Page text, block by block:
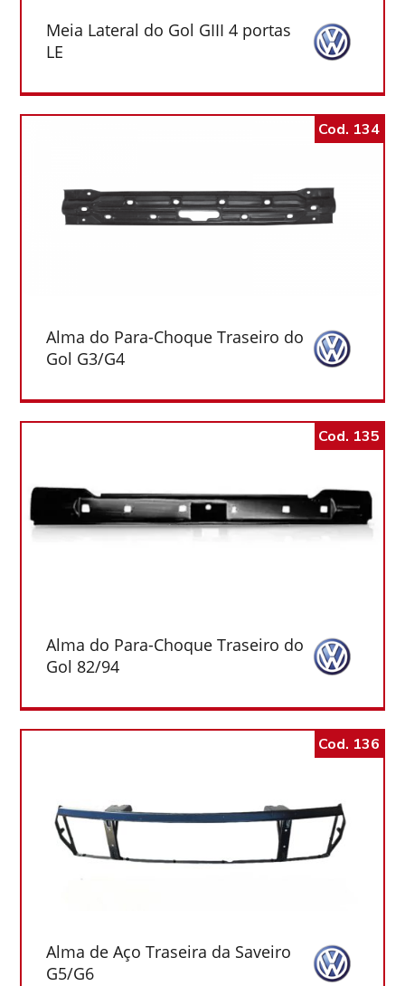
Meia Lateral do Gol GIII 4 portas
LE
Cod. 134
Alma do Para-Choque Traseiro do
Gol G3/G4
Cod. 135
Alma do Para-Choque Traseiro do
Gol 82/94
Cod. 136
Alma de Aço Traseira da Saveiro
G5/G6